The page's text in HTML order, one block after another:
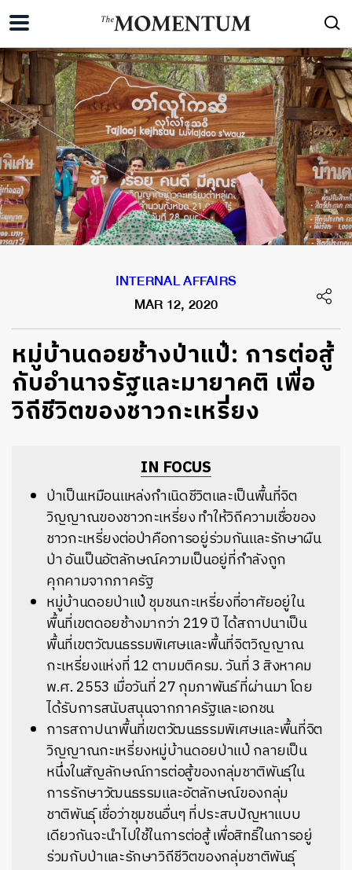
INTERNAL AFFAIRS
MAR 12, 2020
หมู่บ้านดอยช้างป่าแป๋: การต่อสู้
กับอำนาจรัฐและมายาคติ เพื่อ
วิถีชีวิตของชาวกะเหรี่ยง
IN FOCUS
ป่าเป็นเหมือนแหล่งกำเนิดชีวิตและเป็นพื้นที่จิต
วิญญาณของชาวกะเหรี่ยง ทำให้วิถีความเชื่อของ
ชาวกะเหรี่ยงต่อป่าคือการอยู่ร่วมกันและรักษาผืน
ป่า อันเป็นอัตลักษณ์ความเป็นอยู่ที่กำลังถูก
คุกคามจากภาครัฐ
หมู่บ้านดอยป่าแป๋ ชุมชนกะเหรี่ยงที่อาศัยอยู่ใน
พื้นที่เขตดอยช้างมากว่า 219 ปี ได้สถาปนาเป็น
พื้นที่เขตวัฒนธรรมพิเศษและพื้นที่จิตวิญญาณ
กะเหรี่ยงแห่งที่ 12 ตามมติครม. วันที่ 3 สิงหาคม
พ.ศ. 2553 เมื่อวันที่ 27 กุมภาพันธ์ ที่ผ่านมา โดย
ได้รับการสนับสนุนจากภาครัฐและเอกชน
การสถาปนาพื้นที่เขตวัฒนธรรมพิเศษและพื้นที่จิต
วิญญาณกะเหรี่ยงหมู่บ้านดอยป่าแป๋ กลายเป็น
หนึ่งในสัญลักษณ์การต่อสู้ของกลุ่มชาติพันธุ์ใน
การรักษาวัฒนธรรมและอัตลักษณ์ของกลุ่ม
ชาติพันธุ์ เชื่อว่าชุมชนอื่นๆ ที่ประสบปัญหาแบบ
เดียวกันจะนำไปใช้ในการต่อสู้ เพื่อสิทธิ์ในการอยู่
ร่วมกับป่าและรักษาวิถีชีวิตของกลุ่มชาติพันธุ์